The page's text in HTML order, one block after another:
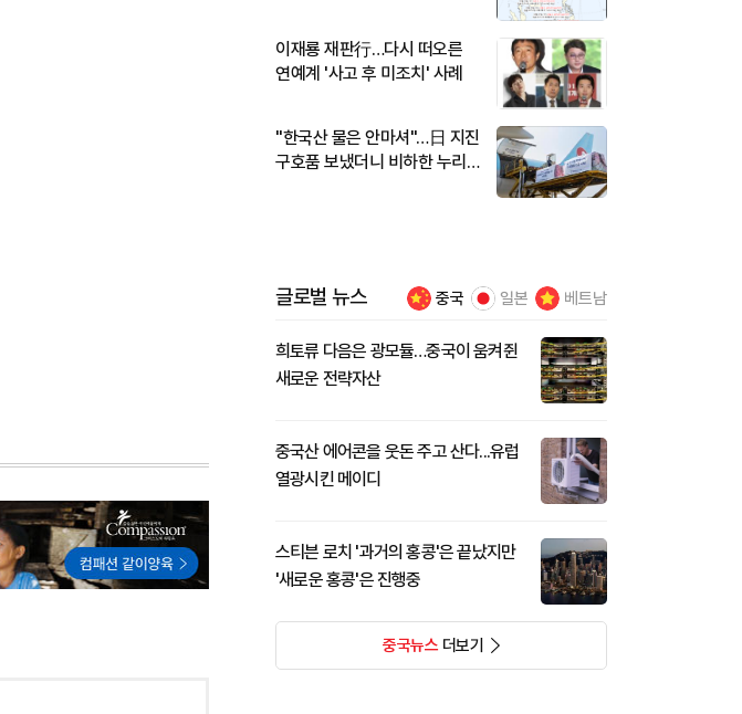
이재룡 재판行…다시 떠오른
연예계 '사고 후 미조치' 사례
"한국산 물은 안마셔"…日 지진
구호품 보냈더니 비하한 누리
글로벌 뉴스 중국 일본 베트남
희토류 다음은 광모듈…중국이 움켜쥔
새로운 전략자산
중국산 에어콘을 웃돈 주고 산다...유럽
열광시킨 메이디
스티븐 로치 '과거의 홍콩'은 끝났지만
'새로운 홍콩'은 진행중
중국뉴스더보기